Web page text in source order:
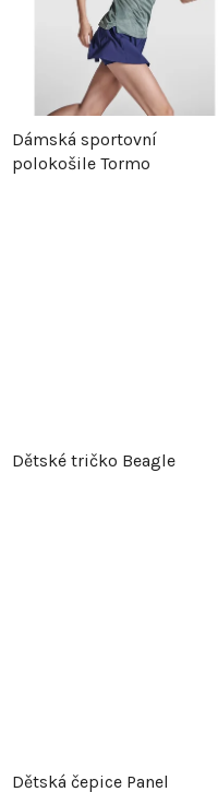
Dámská sportovní
polokošile Tormo
Dětské tričko Beagle
Dětská čepice Panel